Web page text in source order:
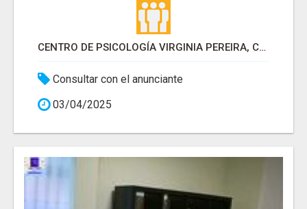
CENTRO DE PSICOLOGÍA VIRGINIA PEREIRA, CÁCERES
Consultar con el anunciante
03/04/2025